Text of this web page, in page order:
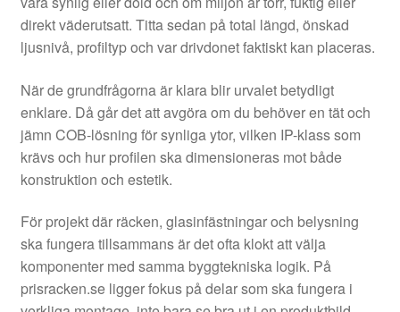
direkt väderutsatt. Titta sedan på total längd, önskad
ljusnivå, profiltyp och var drivdonet faktiskt kan placeras.
När de grundfrågorna är klara blir urvalet betydligt
enklare. Då går det att avgöra om du behöver en tät och
jämn COB-lösning för synliga ytor, vilken IP-klass som
krävs och hur profilen ska dimensioneras mot både
konstruktion och estetik.
För projekt där räcken, glasinfästningar och belysning
ska fungera tillsammans är det ofta klokt att välja
komponenter med samma byggtekniska logik. På
prisracken.se ligger fokus på delar som ska fungera i